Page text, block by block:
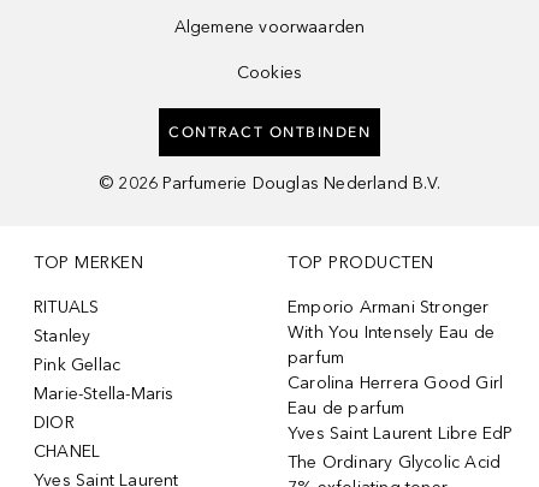
Algemene voorwaarden
Cookies
CONTRACT ONTBINDEN
© 2026 Parfumerie Douglas Nederland B.V.
TOP MERKEN
RITUALS
Stanley
Pink Gellac
Marie-Stella-Maris
DIOR
CHANEL
Yves Saint Laurent
TOP PRODUCTEN
Emporio Armani Stronger
With You Intensely Eau de
parfum
Carolina Herrera Good Girl
Eau de parfum
Yves Saint Laurent Libre EdP
The Ordinary Glycolic Acid